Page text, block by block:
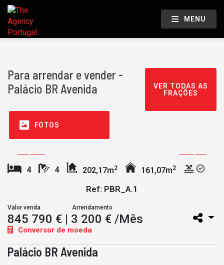
MENU
Para arrendar e vender -
Palácio BR Avenida
VER TODAS AS
FRAÇÕES
FOTOS
4 4 202,17m2 161,07m2
Ref: PBR_A.1
Valor venda
845 790 €
Arrendamento
| 3 200 € /Mês
Conversor de moeda
Palácio BR Avenida